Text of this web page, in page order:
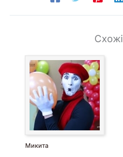
Схожі
Микита